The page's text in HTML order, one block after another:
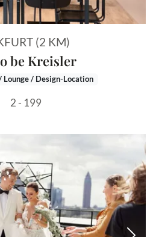
(2 KM)
be Kreisler
Lounge / Design-Location
2 - 199